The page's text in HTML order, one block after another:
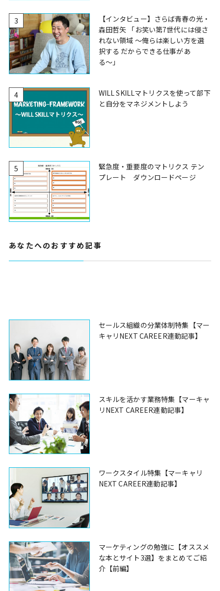
3
【インタビュー】さらば青春の光・
森田哲矢 「お笑い第7世代には侵さ
れない領域 〜俺らは楽しい方を選
択する だからできる仕事があ
る〜」
4
WILL SKILLマトリクスを使って部下
と自分をマネジメントしよう
5
緊急度・重要度のマトリクス テン
プレート ダウンロードページ
あなたへのおすすめ記事
セールス組織の分業体制特集【マー
キャリNEXT CAREER連動記事】
スキルを活かす業務特集【マーキャ
リNEXT CAREER連動記事】
ワークスタイル特集【マーキャリ
NEXT CAREER連動記事】
マーケティングの勉強に【オススメ
な本とサイト3選】をまとめてご紹
介【前編】